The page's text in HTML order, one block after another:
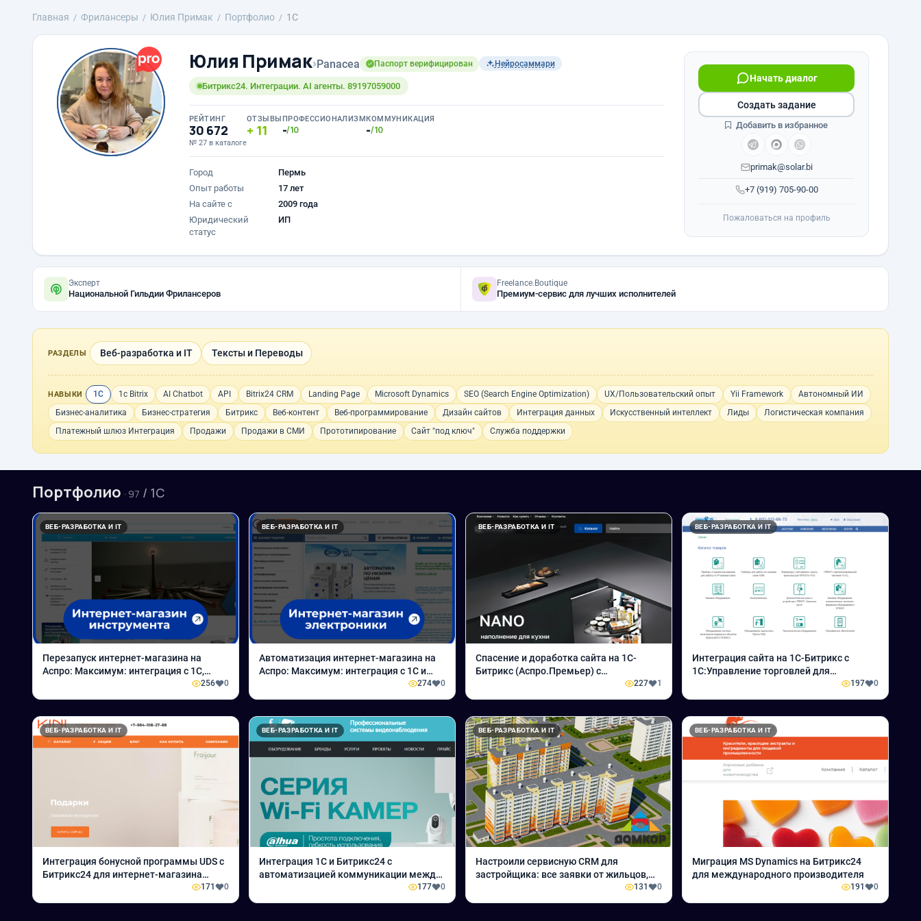
Главная Фрилансеры Юлия Примак Портфолио 1С
Юлия Примак›Panacea Паспорт верифицирован Нейросаммари
Битрикс24. Интеграции. AI агенты. 89197059000
РЕЙТИНГ
30 672
№ 27 в каталоге
ОТЗЫВЫ
11
ПРОФЕССИОНАЛИЗМ
-/10
КОММУНИКАЦИЯ
-/10
Город
Пермь
Опыт работы
17 лет
На сайте с
2009 года
Юридический
статус
ИП
+7 (919) 705-90-00
Начать диалог
primak@solar.bi
Создать задание
Добавить в избранное
Пожаловаться на профиль
Эксперт
Национальной Гильдии Фрилансеров
Freelance.Boutique
Премиум-сервис для лучших исполнителей
РАЗДЕЛЫ Веб-разработка и IT Тексты и Переводы
НАВЫКИ 1С 1с Bitrix AI Chatbot API Bitrix24 CRM Landing Page Microsoft Dynamics SEO (Search Engine Optimization) UX/Пользовательский опыт Yii Framework
Автономный ИИ
Бизнес-аналитика
Бизнес-стратегия Битрикс Веб-контент Веб-программирование Дизайн сайтов Интеграция данных Искусственный интеллект Лиды
Логистическая компания
Платежный шлюз Интеграция
Продажи Продажи в СМИ Прототипирование Сайт "под ключ" Служба поддержки
Портфолио · 97 / 1С
ВЕБ-РАЗРАБОТКА И IT
Перезапуск интернет-магазина на
Аспро: Максимум: интеграция с 1С,
поставщика инструмента
256 0
ВЕБ-РАЗРАБОТКА И IT
Автоматизация интернет-магазина на
Аспро: Максимум: интеграция с 1С и
загрузка каталогов поставщиков для
дистрибьютора электронных
274 0
ВЕБ-РАЗРАБОТКА И IT
Спасение и доработка сайта на 1С-
Битрикс (Аспро.Премьер) с
комплексной интеграцией CRM, 1С УТ
10 и СДЭК
227 1
ВЕБ-РАЗРАБОТКА И IT
Интеграция сайта на 1С-Битрикс с
1С:Управление торговлей для
197 0
ВЕБ-РАЗРАБОТКА И IT
Интеграция бонусной программы UDS с
Битрикс24 для интернет-магазина
171 0
ВЕБ-РАЗРАБОТКА И IT
Интеграция 1С и Битрикс24 с
автоматизацией коммуникации между
177 0
ВЕБ-РАЗРАБОТКА И IT
Настроили сервисную CRM для
застройщика: все заявки от жильцов,
генподрядчики и субподрядчики теперь
работают в одной системе
131 0
ВЕБ-РАЗРАБОТКА И IT
Миграция MS Dynamics на Битрикс24
для международного производителя
191 0